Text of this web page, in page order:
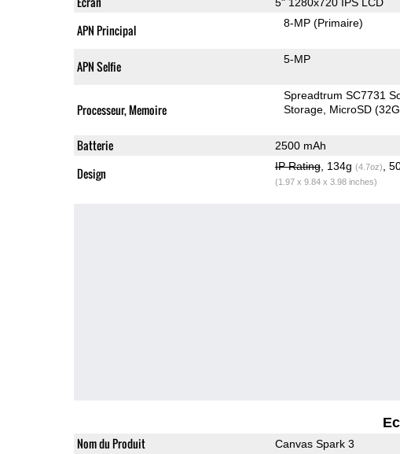
APN Principal 8-MP(Primaire)
APN Selfie 5-MP
Processeur, Memoire
Spreadtrum SC7731
Storage MicroSD
Batterie 2500 mAh
Design IP Rating, 134g (4.7oz) ,
(1.97 x 9.84 x 3.98 inches)
Nom du Produit Canvas Spark 3